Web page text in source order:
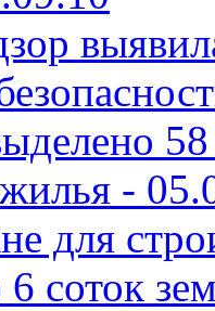
58
-
для
6 соток